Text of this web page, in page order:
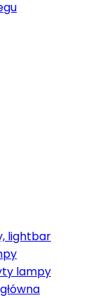
lightbar
lampy